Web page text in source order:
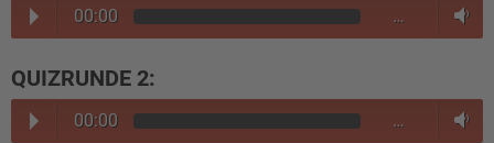
00:00 …
QUIZRUNDE 2:
00:00 …